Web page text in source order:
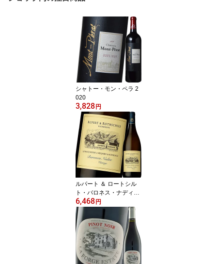
シャトー・モン・ペラ 2
020
3,828 円
ルパート ＆ ロートシル
ト・バロネス・ナディー
ヌ 2024
6,468 円